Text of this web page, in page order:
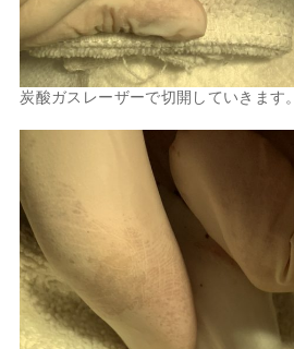
炭酸ガスレーザーで切開していきます。